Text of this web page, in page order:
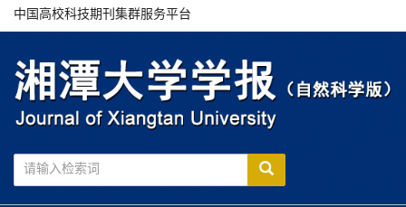
中国高校科技期刊集群服务平台